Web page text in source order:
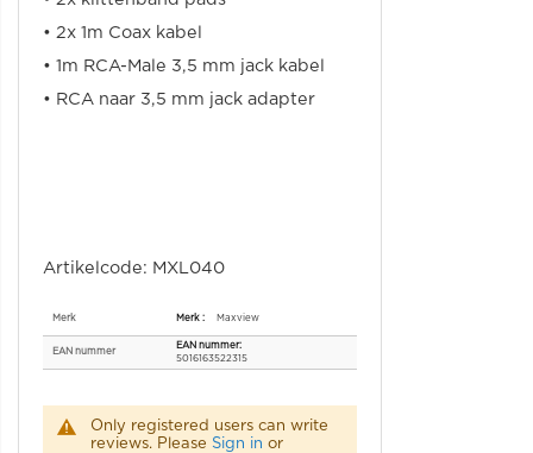
• 2x 1m Coax kabel
• 1m RCA-Male 3,5 mm jack kabel
• RCA naar 3,5 mm jack adapter
Artikelcode: MXL040
Merk
Maxview
EAN nummer
5016163522315
Only registered users can write
reviews. Please Sign in or